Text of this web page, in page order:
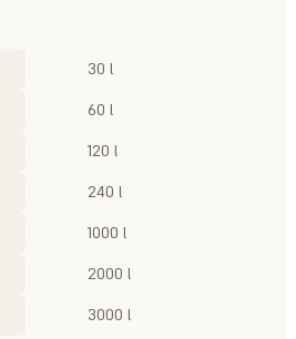
30 l
60 l
120 l
240 l
1000 l
2000 l
3000 l